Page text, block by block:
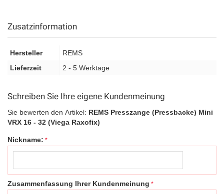
Zusatzinformation
Hersteller
REMS
Lieferzeit
2 - 5 Werktage
Schreiben Sie Ihre eigene Kundenmeinung
Sie bewerten den Artikel: REMS Presszange (Pressbacke) Mini
VRX 16 - 32 (Viega Raxofix)
Nickname:
Zusammenfassung Ihrer Kundenmeinung